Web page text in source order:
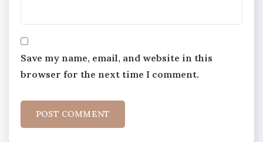
Save my name, email, and website in this
browser for the next time I comment.